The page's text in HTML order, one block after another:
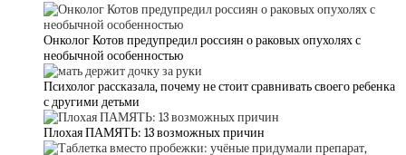
Онколог Котов предупредил россиян о раковых опухолях с
необычной особенностью
Психолог рассказала, почему не стоит сравнивать своего ребенка
с другими детьми
Плохая ПАМЯТЬ: 13 возможных причин